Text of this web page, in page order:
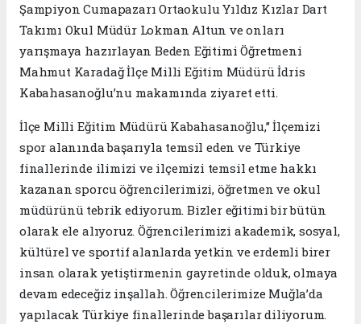
Şampiyon Cumapazarı Ortaokulu Yıldız Kızlar Dart
Takımı Okul Müdür Lokman Altun ve onları
yarışmaya hazırlayan Beden Eğitimi Öğretmeni
Mahmut Karadağ İlçe Milli Eğitim Müdürü İdris
Kabahasanoğlu’nu makamında ziyaret etti.
İlçe Milli Eğitim Müdürü Kabahasanoğlu,” İlçemizi
spor alanında başarıyla temsil eden ve Türkiye
finallerinde ilimizi ve ilçemizi temsil etme hakkı
kazanan sporcu öğrencilerimizi, öğretmen ve okul
müdürünü tebrik ediyorum. Bizler eğitimi bir bütün
olarak ele alıyoruz. Öğrencilerimizi akademik, sosyal,
kültürel ve sportif alanlarda yetkin ve erdemli birer
insan olarak yetiştirmenin gayretinde olduk, olmaya
devam edeceğiz inşallah. Öğrencilerimize Muğla’da
yapılacak Türkiye finallerinde başarılar diliyorum.